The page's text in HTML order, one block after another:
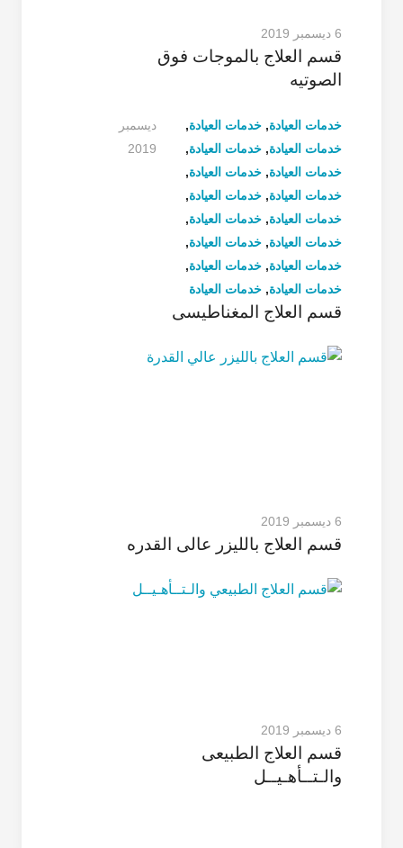
6 ديسمبر 2019
قسم العلاج بالموجات فوق
الصوتیه
خدمات العيادة, خدمات العيادة,
خدمات العيادة, خدمات العيادة,
خدمات العيادة, خدمات العيادة,
خدمات العيادة, خدمات العيادة,
خدمات العيادة, خدمات العيادة,
خدمات العيادة, خدمات العيادة,
خدمات العيادة, خدمات العيادة,
خدمات العيادة, خدمات العيادة
ديسمبر
2019
قسم العلاج المغناطیسی
6 ديسمبر 2019
قسم العلاج باللیزر عالی القدره
6 ديسمبر 2019
قسم العلاج الطبیعی
والـتــأهـیــل